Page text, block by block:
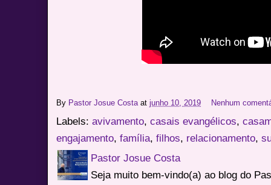
By Pastor Josue Costa atjunho 10, 2019 Nenhum
Labels:avivamento,casais evangélicos,
engajamento,família,filhos, relacionamento,
Pastor Josue Costa
Seja muito bem-vindo(a) ao blog do